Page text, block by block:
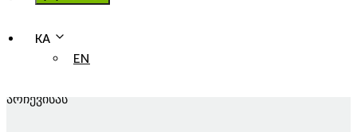
KA
EN
avtolizingi ukulizingi
არჩევისას